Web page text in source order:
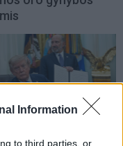
Information
to third parties, or